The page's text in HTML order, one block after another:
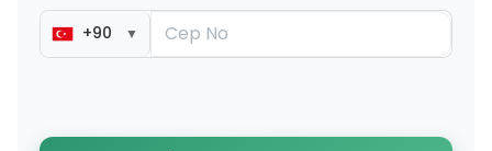
+90 ▼